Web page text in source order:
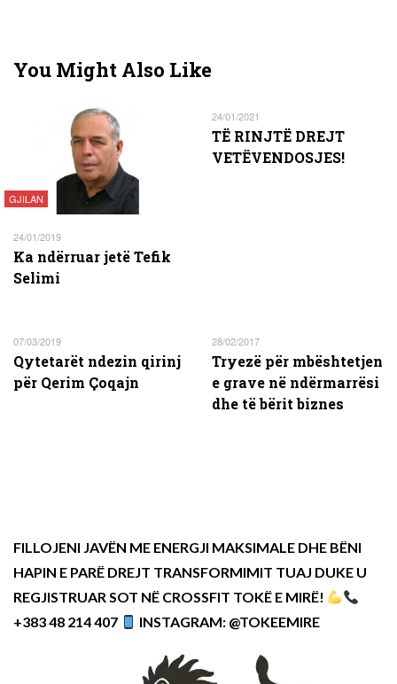
You Might Also Like
GJILAN
24/01/2019
Ka ndërruar jetë Tefik
Selimi
24/01/2021
TË RINJTË DREJT
VETËVENDOSJES!
07/03/2019
Qytetarët ndezin qirinj
për Qerim Çoqajn
28/02/2017
Tryezë për mbështetjen
e grave në ndërmarrësi
dhe të bërit biznes
FILLOJENI JAVËN ME ENERGJI MAKSIMALE DHE BËNI
HAPIN E PARË DREJT TRANSFORMIMIT TUAJ DUKE U
REGJISTRUAR SOT NË CROSSFIT TOKË E MIRË!
+383 48 214 407
INSTAGRAM: @TOKEEMIRE